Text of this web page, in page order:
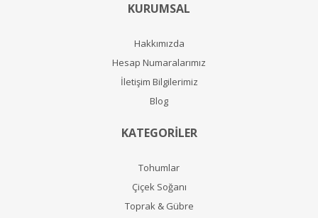
KURUMSAL
Hakkımızda
Hesap Numaralarımız
İletişim Bilgilerimiz
Blog
KATEGORİLER
Tohumlar
Çiçek Soğanı
Toprak & Gübre